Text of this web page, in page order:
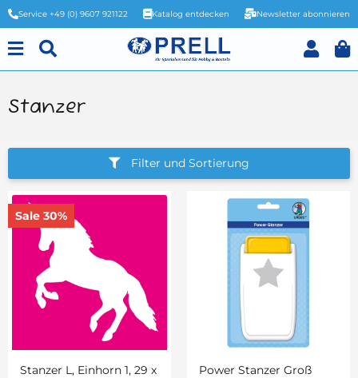
Service +49 (0) 9607 921122 Katalog entdecken Newsletter abonnieren
Stanzer
Filter und Sortierung
Sale 30%
Stanzer L, Einhorn 1, 29 x
Power Stanzer Groß